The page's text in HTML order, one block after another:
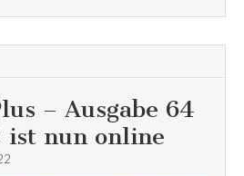
– Ausgabe 64
ist nun online